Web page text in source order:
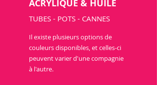
ACRYLIQUE & HUILE
TUBES - POTS - CANNES
Il existe plusieurs options de
couleurs disponibles, et celles-ci
peuvent varier d'une compagnie
à l'autre.